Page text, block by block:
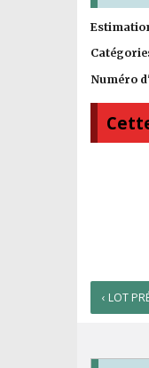
Numéro
‹ LOT